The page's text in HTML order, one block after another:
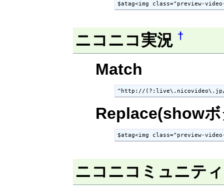
$atag<img class="preview-
ニコニコ実況 †
Match
^http://(?:live\.nicovideo\.jp/
Replace(show
$atag<img class="preview-
ニコニコミュニテ